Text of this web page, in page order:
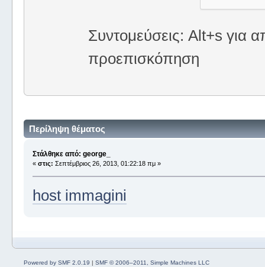
Συντομεύσεις: Alt+s για
προεπισκόπηση
Περίληψη θέματος
Στάλθηκε από: george_
« στις: Σεπτέμβριος 26, 2013, 01:22:18 πμ »
host immagini
Powered by SMF 2.0.19
SMF © 2006–2011, Simple Machines LLC